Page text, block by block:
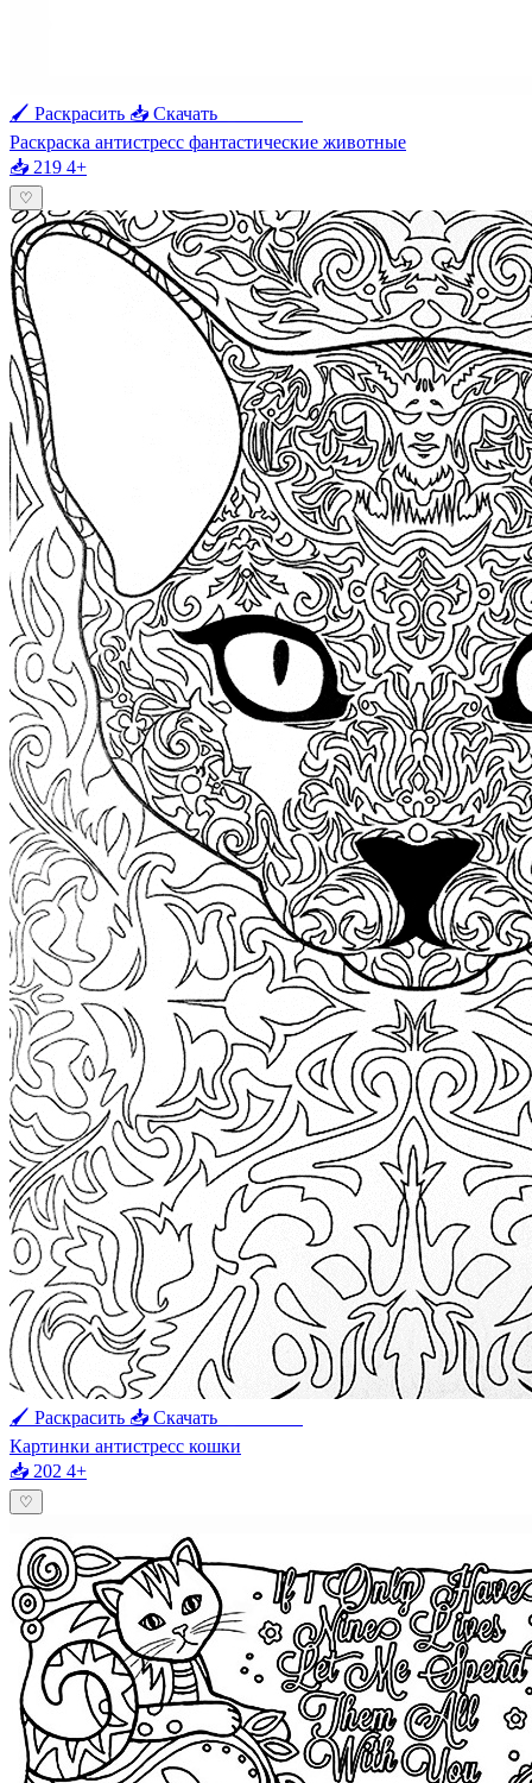
🖌 Раскрасить 📥 Скачать
Раскраска антистресс фантастические животные
📥 219 4+
♡
🖌 Раскрасить 📥 Скачать
Картинки антистресс кошки
📥 202 4+
♡